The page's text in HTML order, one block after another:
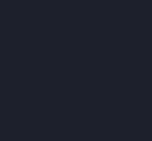
при получении,